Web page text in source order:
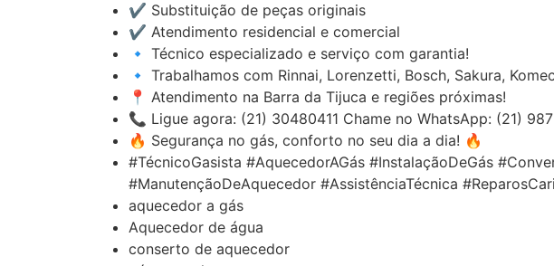
✔️ Substituição de peças originais
✔️ Atendimento residencial e comercial
🔹 Técnico especializado e serviço com garantia!
🔹 Trabalhamos com Rinnai, Lorenzetti, Bosch, Sakura,
📍 Atendimento na Barra da Tijuca e regiões próximas!
📞 Ligue agora: (21) 30480411 Chame no WhatsApp: (21)
🔥 Segurança no gás, conforto no seu dia a dia! 🔥
#TécnicoGasista #AquecedorAGás #InstalaçãoDeGás
#ManutençãoDeAquecedor #AssistênciaTécnica
aquecedor a gás
Aquecedor de água
conserto de aquecedor